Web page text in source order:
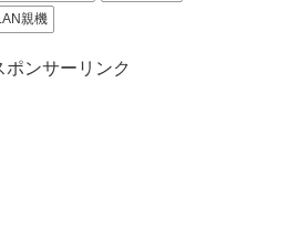
親機
ポンサーリンク